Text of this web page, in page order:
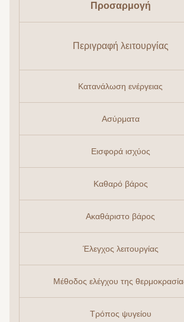
Προσαρμογή
Περιγραφή λειτουργίας
Κατανάλωση ενέργειας
Ασύρματα
Εισφορά ισχύος
Καθαρό βάρος
Ακαθάριστο βάρος
Έλεγχος λειτουργίας
Μέθοδος ελέγχου της
Τρόπος ψυγείου